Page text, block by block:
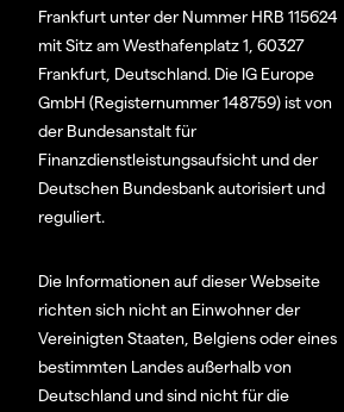
Frankfurt unter der Nummer HRB 115624
mit Sitz am Westhafenplatz 1, 60327
Frankfurt, Deutschland. Die IG Europe
GmbH (Registernummer 148759) ist von
der Bundesanstalt für
Finanzdienstleistungsaufsicht und der
Deutschen Bundesbank autorisiert und
reguliert.
Die Informationen auf dieser Webseite
richten sich nicht an Einwohner der
Vereinigten Staaten, Belgiens oder eines
bestimmten Landes außerhalb von
Deutschland und sind nicht für die